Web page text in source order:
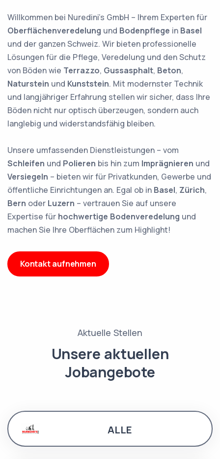
Willkommen bei Nuredini’s GmbH – Ihrem Experten für
Oberflächenveredelung und Bodenpflege in Basel
und der ganzen Schweiz. Wir bieten professionelle
Lösungen für die Pflege, Veredelung und den Schutz
von Böden wie Terrazzo, Gussasphalt, Beton,
Naturstein und Kunststein. Mit modernster Technik
und langjähriger Erfahrung stellen wir sicher, dass Ihre
Böden nicht nur optisch überzeugen, sondern auch
langlebig und widerstandsfähig bleiben.
Unsere umfassenden Dienstleistungen – vom
Schleifen und Polieren bis hin zum Imprägnieren und
Versiegeln – bieten wir für Privatkunden, Gewerbe und
öffentliche Einrichtungen an. Egal ob in Basel, Zürich,
Bern oder Luzern – vertrauen Sie auf unsere
Expertise für hochwertige Bodenveredelung und
machen Sie Ihre Oberflächen zum Highlight!
Kontakt aufnehmen
Aktuelle Stellen
Unsere aktuellen
Jobangebote
ALLE